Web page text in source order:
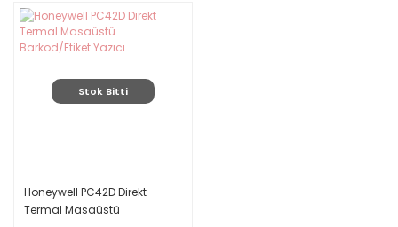
Stok Bitti
Honeywell PC42D Direkt
Termal Masaüstü